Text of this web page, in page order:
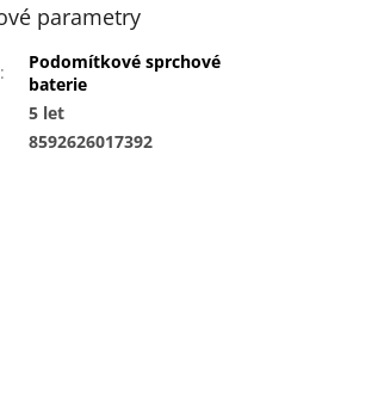
parametry
:
Podomítkové sprchové
baterie
5 let
8592626017392